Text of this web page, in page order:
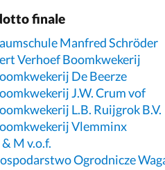
finale
Manfred Schröder
Verhoef Boomkwekerij
De Beerze
J.W. Crum vof
L.B. Ruijgrok B.V.
Vlemminx
& M v.o.f.
Ogrodnicze